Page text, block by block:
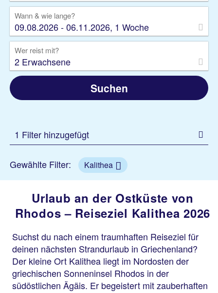
Wann & wie lange?
09.08.2026 - 06.11.2026, 1 Woche
Wer reist mit?
2 Erwachsene
Suchen
1 Filter hinzugefügt
Gewählte Filter: Kalithea
Urlaub an der Ostküste von
Rhodos – Reiseziel Kalithea 2026
Suchst du nach einem traumhaften Reiseziel für
deinen nächsten Strandurlaub in Griechenland?
Der kleine Ort Kalithea liegt im Nordosten der
griechischen Sonneninsel Rhodos in der
südöstlichen Ägäis. Er begeistert mit zauberhaften